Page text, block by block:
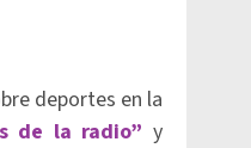
deportes en la
de la radio” y